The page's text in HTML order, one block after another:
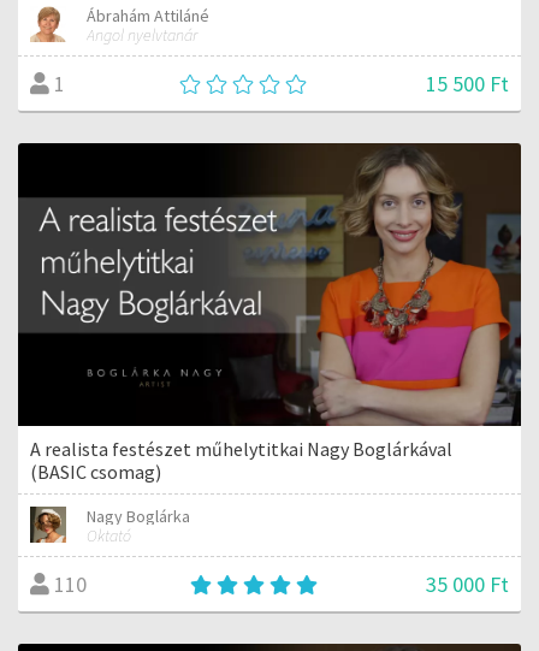
Ábrahám Attiláné
Angol nyelvtanár
1 15 500 Ft
A realista festészet műhelytitkai Nagy Boglárkával
(BASIC csomag)
Nagy Boglárka
Oktató
110 35 000 Ft